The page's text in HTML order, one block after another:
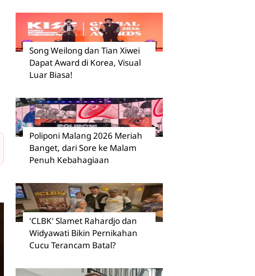
Song Weilong dan Tian Xiwei
Dapat Award di Korea, Visual
Luar Biasa!
Poliponi Malang 2026 Meriah
Banget, dari Sore ke Malam
Penuh Kebahagiaan
'CLBK' Slamet Rahardjo dan
Widyawati Bikin Pernikahan
Cucu Terancam Batal?